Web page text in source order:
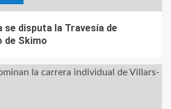
se disputa la Travesía de
de Skimo